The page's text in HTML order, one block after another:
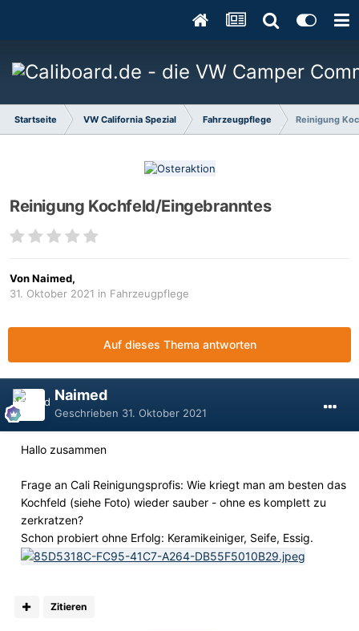
Startseite VW California Spezial Fahrzeugpflege Reinigung
Reinigung Kochfeld/Eingebranntes
VonNaimed,
31. Oktober 2021 in Fahrzeugpflege
Auf dieses Thema antworten
Naimed
Geschrieben 31. Oktober 2021
Hallo zusammen
Frage an Cali Reinigungsprofis: Wie kriegt man am besten das
Kochfeld (siehe Foto) wieder sauber - ohne es komplett zu
zerkratzen?
Schon probiert ohne Erfolg: Keramikeiniger, Seife, Essig.
Zitieren